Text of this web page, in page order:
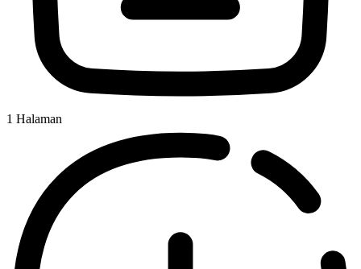
1 Halaman